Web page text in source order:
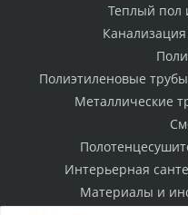
Теплый пол
Полиэтиленовые
Металлические
Интерьерная
Материалы и